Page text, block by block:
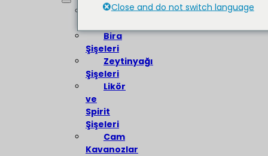
Şarap
Bira
Şişeleri
Zeytinyağı
Şişeleri
Likör
ve
Spirit
Şişeleri
Cam
Kavanozlar
Close and do not switch language